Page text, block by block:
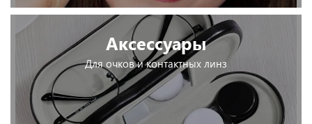
Аксессуары
Для очков и контактных линз